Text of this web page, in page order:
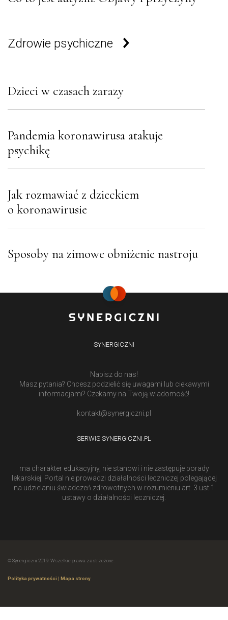
Zdrowie psychiczne
Dzieci w czasach zarazy
Pandemia koronawirusa atakuje
psychikę
Jak rozmawiać z dzieckiem
o koronawirusie
Sposoby na zimowe obniżenie nastroju
SYNERGICZNI
Napisz do nas!
Masz pytania? Chcesz podzielić się uwagami lub ciekawymi
informacjami? Czekamy na Twoją wiadomość!
kontakt@synergiczni.pl
SERWIS SYNERGICZNI.PL
ma charakter edukacyjny, nie stanowi i nie zastępuje porady
lekarskiej. Portal nie prowadzi działalności leczniczej polegającej
na udzielaniu świadczeń zdrowotnych w rozumieniu art. 3 ust 1
ustawy o działalności leczniczej.
© Synergiczni 2019. Wszelkie prawa zastrzeżone.
Polityka prywatności | Mapa strony